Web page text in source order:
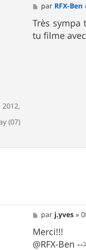
(07)
M
e
s
s
a
par RFX-Ben
Très sympa
tu filme
M
e
s
s
a
par j.yves »
Merci!!!
@RFX-Ben